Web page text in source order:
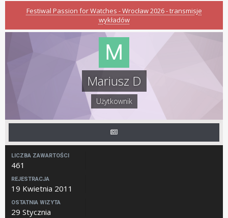
Festiwal Passion for Watches - Wrocław 2026 - transmisje
wykładów
Mariusz D
Użytkownik
LICZBA ZAWARTOŚCI
461
REJESTRACJA
19 Kwietnia 2011
OSTATNIA WIZYTA
29 Stycznia